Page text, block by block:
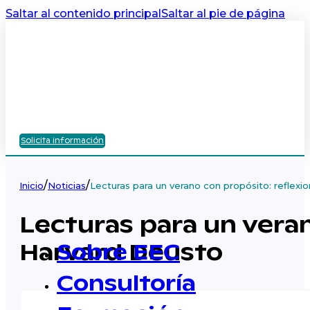
Saltar al contenido principalSaltar al pie de página
Solicita información
Sobre EEC
Consultoría
Inicio/Noticias/Lecturas para un verano con propósito:
Lecturas para un
Harvard Deusto